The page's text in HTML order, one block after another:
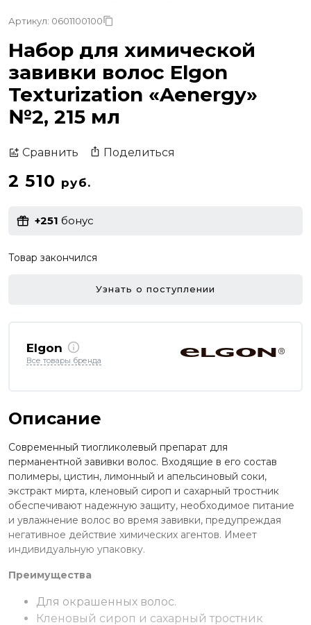
Артикул: 0601100100
Набор для химической
завивки волос Elgon
Texturization «Aenergy»
№2, 215 мл
Сравнить Поделиться
2 510 руб.
+251 бонус
Товар закончился
Узнать о поступлении
Elgon
Все товары бренда
Описание
Современный тиогликолевый препарат для
перманентной завивки волос. Входящие в его состав
полимеры, цистин, лимонный и апельсиновый соки,
экстракт мирта, кленовый сироп и сахарный тростник
обеспечивают надежную защиту, необходимое питание
и увлажнение волос во время завивки, предупреждая
негативное действие химических агентов. Имеет
индивидуальную упаковку.
Преимущества
Для окрашенных волос.
Кленовый сироп и сахарный тростник